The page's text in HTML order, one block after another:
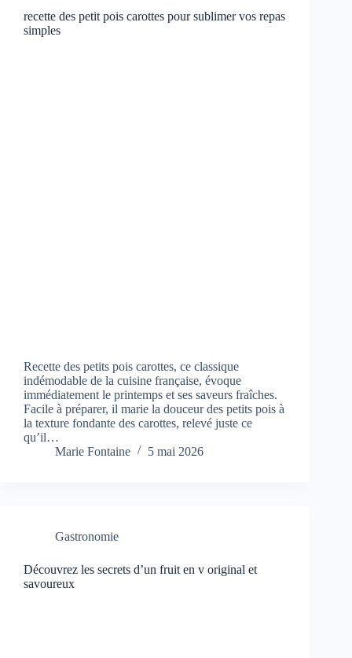
recette des petit pois carottes pour sublimer vos repas
simples
Recette des petits pois carottes, ce classique
indémodable de la cuisine française, évoque
immédiatement le printemps et ses saveurs fraîches.
Facile à préparer, il marie la douceur des petits pois à
la texture fondante des carottes, relevé juste ce
qu’il…
Marie Fontaine
5 mai 2026
Gastronomie
Découvrez les secrets d’un fruit en v original et
savoureux